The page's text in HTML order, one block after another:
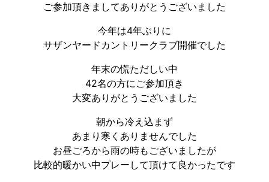
ご参加頂きましてありがとうございました
今年は4年ぶりに
サザンヤードカントリークラブ開催でした
年末の慌ただしい中
42名の方にご参加頂き
大変ありがとうございました
朝から冷え込まず
あまり寒くありませんでした
お昼ごろから雨の時もございましたが
比較的暖かい中プレーして頂けて良かったです